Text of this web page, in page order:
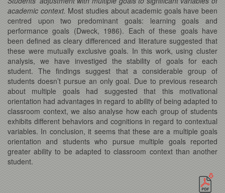
academic context. Most studies about academic goals have been
centred upon two predominant goals: learning goals and
performance goals (Dweck, 1986). Each of these goals have
been defined as cleary differenced and literature suggested that
these were mutually exclusive goals. In this work, using cluster
analysis, we have investiged the stability of goals for each
student. The findings suggest that a considerable group of
students doesn’t pursue an only goal. Due to previous research
about multiple goals had suggested that this motivational
orientation had advantages in regard to ability of being adapted to
classroom context, we also analyse how each group of students
exhibits different behaviors and cognitions in regard to contextual
variables. In conclusion, it seems that these are a multiple goals
orientation and students who pursue multiple goals reported
greater ability to be adapted to classroom context than another
student.